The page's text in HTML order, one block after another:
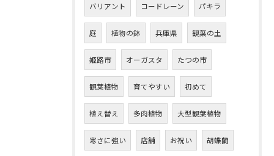
バリアント コードレーン パキラ
庭 植物の鉢 兵庫県 観葉の土
姫路市 オーガスタ たつの市
観葉植物 育てやすい 初めて
植え替え 多肉植物 大型観葉植物
寒さに強い 店舗 お祝い 胡蝶蘭